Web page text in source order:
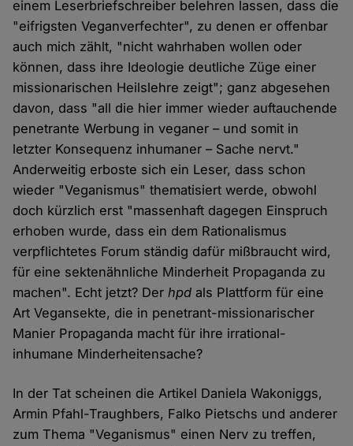
einem Leserbriefschreiber belehren lassen, dass die
"eifrigsten Veganverfechter", zu denen er offenbar
auch mich zählt, "nicht wahrhaben wollen oder
können, dass ihre Ideologie deutliche Züge einer
missionarischen Heilslehre zeigt"; ganz abgesehen
davon, dass "all die hier immer wieder auftauchende
penetrante Werbung in veganer – und somit in
letzter Konsequenz inhumaner – Sache nervt."
Anderweitig erboste sich ein Leser, dass schon
wieder "Veganismus" thematisiert werde, obwohl
doch kürzlich erst "massenhaft dagegen Einspruch
erhoben wurde, dass ein dem Rationalismus
verpflichtetes Forum ständig dafür mißbraucht wird,
für eine sektenähnliche Minderheit Propaganda zu
machen". Echt jetzt? Derhpd als Plattform für eine
Art Vegansekte, die in penetrant-missionarischer
Manier Propaganda macht für ihre irrational-
inhumane Minderheitensache?
In der Tat scheinen die Artikel Daniela Wakoniggs,
Armin Pfahl-Traughbers, Falko Pietschs und anderer
zum Thema "Veganismus" einen Nerv zu treffen,